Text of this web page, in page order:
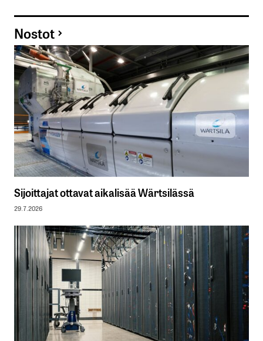
Nostot
Sijoittajat ottavat aikalisää Wärtsilässä
29.7.2026